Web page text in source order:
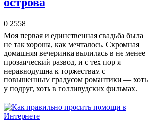
0 2558
Моя первая и единственная свадьба была
не так хороша, как мечталось. Скромная
домашняя вечеринка вылилась в не менее
прозаический развод, и с тех пор я
неравнодушна к торжествам с
повышенным градусом романтики — хоть
у подруг, хоть в голливудских фильмах.